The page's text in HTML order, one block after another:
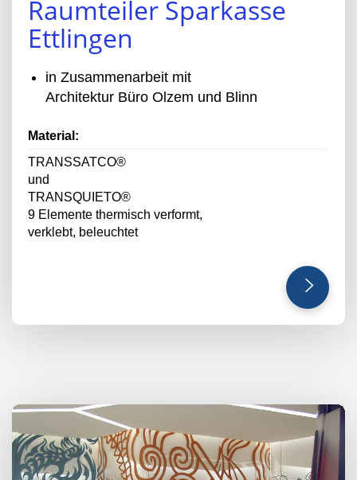
Raumteiler Sparkasse
Ettlingen
in Zusammenarbeit mit
Architektur Büro Olzem und Blinn
Material:
TRANSSATCO®
und
TRANSQUIETO®
9 Elemente thermisch verformt,
verklebt, beleuchtet